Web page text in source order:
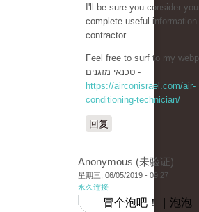
I'll be sure you consider
complete useful information
contractor.
Feel free to surf to my
טכנאי מזגנים -
https://airconisrael.com/air-
conditioning-technician/
回复
Anonymous (未验证)
星期三, 06/05/2019 - 09:27
永久连接
冒个泡吧！ | 泡泡